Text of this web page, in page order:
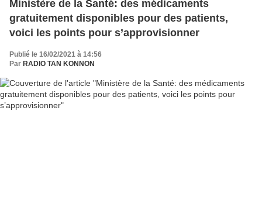
Ministère de la Santé: des médicaments
gratuitement disponibles pour des patients,
voici les points pour s’approvisionner
Publié le 16/02/2021 à 14:56
Par RADIO TAN KONNON